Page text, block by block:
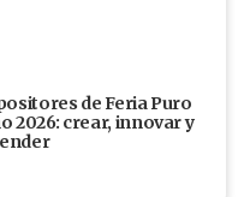
de Feria Puro
2026: crear, innovar y